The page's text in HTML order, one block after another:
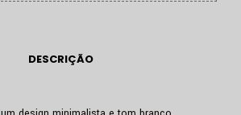
DESCRIÇÃO